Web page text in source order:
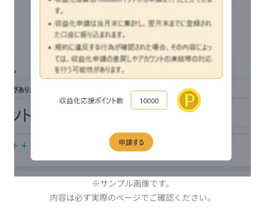
※サンプル画像です。
内容は必ず実際のページでご確認ください。